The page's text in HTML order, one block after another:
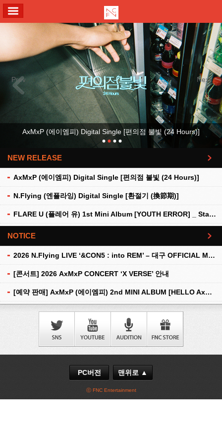
Previous Next
AxMxP (에이엠피) Digital Single [편의점 불빛 (24 Hours)]
NEW RELEASE
AxMxP (에이엠피) Digital Single [편의점 불빛 (24 Hours)]
N.Flying (엔플라잉) Digital Single [환절기 (換節期)]
FLARE U (플레어 유) 1st Mini Album [YOUTH ERROR] _ Stationery Kit Ver.
더보기
NOTICE
2026 N.Flying LIVE ‘&CON5 : into REM’ – 대구 OFFICIAL MD 현장 판매 안내
[콘서트] 2026 AxMxP CONCERT ‘X VERSE’ 안내
[예약 판매] AxMxP (에이엠피) 2nd MINI ALBUM [HELLO AxMxP] 예약 판매 안내
더보기
PC버전 맨위로 ▲
ⓒ FNC Entertainment